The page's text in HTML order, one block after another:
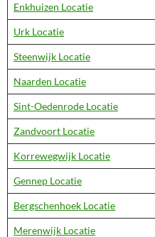
Enkhuizen Locatie
Urk Locatie
Steenwijk Locatie
Naarden Locatie
Sint-Oedenrode Locatie
Zandvoort Locatie
Korrewegwijk Locatie
Gennep Locatie
Bergschenhoek Locatie
Merenwijk Locatie